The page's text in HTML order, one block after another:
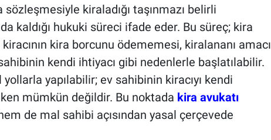
sözleşmesiyle kiraladığı taşınmazı belirli
kaldığı hukuki süreci ifade eder. Bu süreç; kira
kira borcunu ödememesi, kiralananı amacı
kendi ihtiyacı gibi nedenlerle başlatılabilir.
yapılabilir; ev sahibinin kiracıyı kendi
mümkün değildir. Bu noktada kira avukatı
de mal sahibi açısından yasal çerçevede